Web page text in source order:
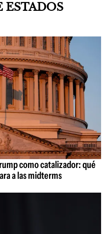
ESTADOS
como catalizador: qué
a las midterms